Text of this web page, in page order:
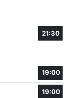
21:30
19:00
19:00